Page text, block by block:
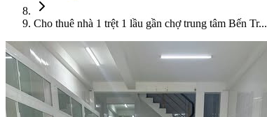
Cho thuê nhà 1 trệt 1 lầu gần chợ trung tâm Bến Tr...